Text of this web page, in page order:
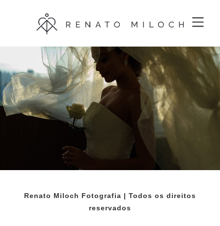
Renato Miloch Fotografia | Todos os direitos
reservados